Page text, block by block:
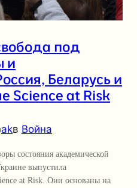
под
и
Беларусь и
Science at Risk
akв Война
состояния академической
выпустила
at Risk. Они основаны на